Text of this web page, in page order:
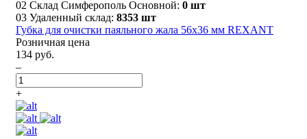
02 Склад Симферополь Основной: 0 шт
03 Удаленный склад: 8353 шт
Губка для очистки паяльного жала 56x36 мм REXANT
Розничная цена
134 руб.
–
+